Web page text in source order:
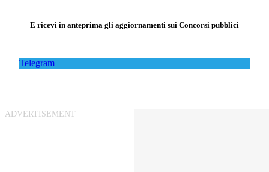
E ricevi in anteprima gli aggiornamenti sui Concorsi pubblici
Telegram